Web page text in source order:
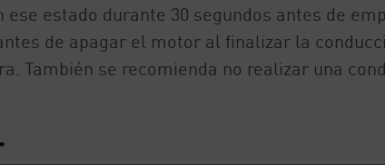
ese estado durante 30 segundos antes de
de apagar el motor al finalizar la
También se recomienda no realizar una